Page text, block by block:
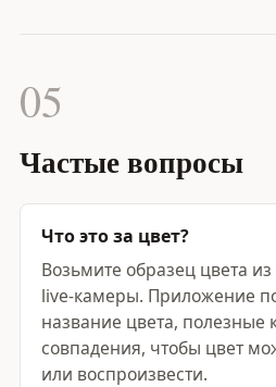
05
Частые вопросы
Что это за цвет?
Возьмите образец цвета
live-камеры. Приложение
название цвета, полезные
совпадения, чтобы цвет
или воспроизвести.